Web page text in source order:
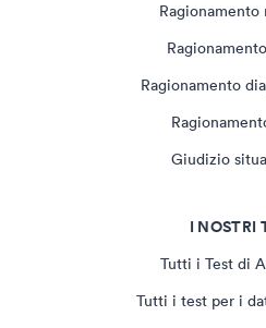
Ragionamento
Ragionamento
Giudizio
I NOSTRI
Tutti i Test di
Tutti i test per i